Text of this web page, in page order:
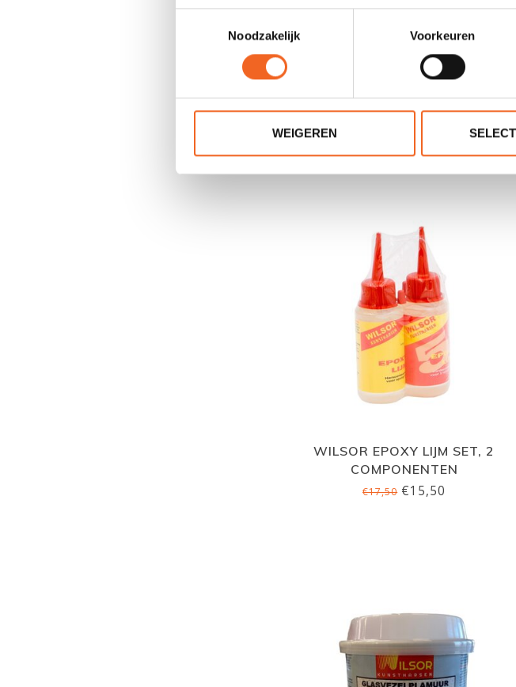
Noodzakelijk
Voorkeuren
WEIGEREN
WILSOR EPOXY KNEEDPASTA,
WILSOR EPOXY LIJM SET, 2
COMPONENTEN
€17,50€15,50